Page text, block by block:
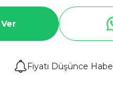
Fiyatı Düşünce